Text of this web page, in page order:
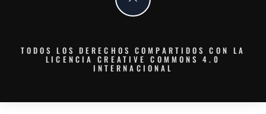
TODOS LOS DERECHOS COMPARTIDOS CON LA
LICENCIA CREATIVE COMMONS 4.0
INTERNACIONAL